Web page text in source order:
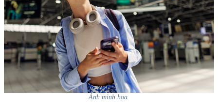
Ảnh minh họa.